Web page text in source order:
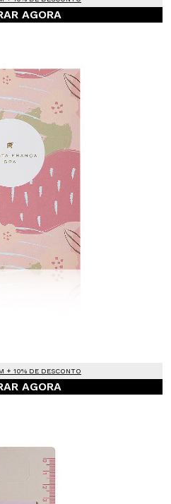
AGORA
+ 10% DE DESCONTO
AGORA